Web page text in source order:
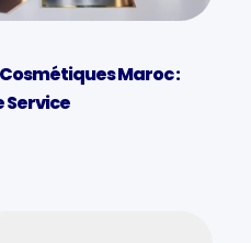
Maroc :
Service